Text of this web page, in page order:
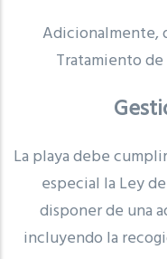
Adicionalmente,
Tratamiento de
La playa debe
especial la Ley
disponer de una
incluyendo la